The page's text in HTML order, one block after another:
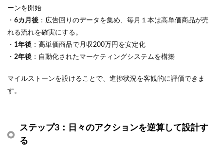
ーンを開始
・ 6カ月後 ：広告回りのデータを集め、毎月１本は高単価商品が売
れる流れを確実にする。
・ 1年後 ：高単価商品で月収200万円を安定化
・ 2年後 ：自動化されたマーケティングシステムを構築
マイルストーンを設けることで、進捗状況を客観的に評価できま
す。
ステップ3：日々のアクションを逆算して設計す
る